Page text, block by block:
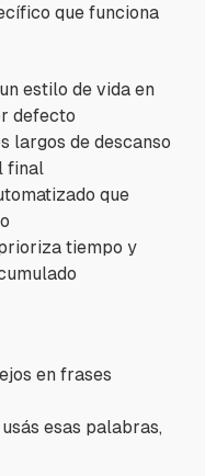
que funciona
estilo de vida en
defecto
largos de descanso
final
que
tiempo y
en frases
esas palabras,